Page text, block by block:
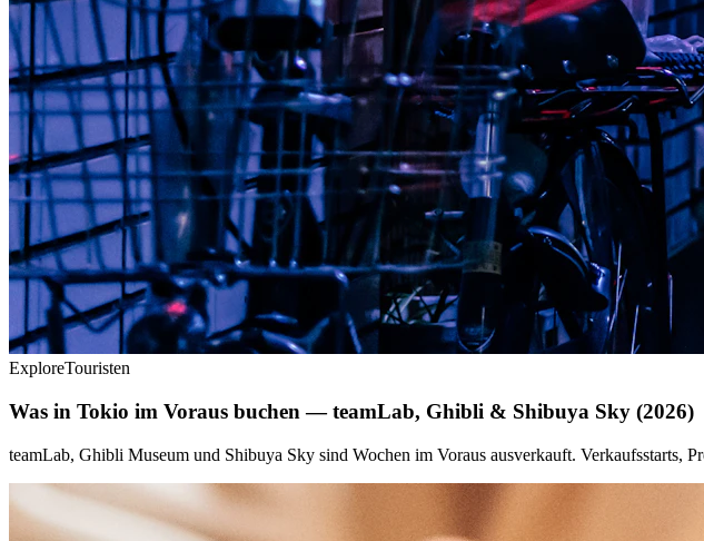
ExploreTouristen
Was in Tokio im Voraus buchen — teamLab, Ghibli & Shibuya Sky (2026)
teamLab, Ghibli Museum und Shibuya Sky sind Wochen im Voraus ausverkauft. Verkaufsstarts,